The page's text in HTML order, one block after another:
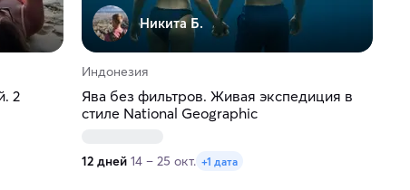
2
Никита Б.
Индонезия
Ява без фильтров. Живая экспедиция в
стиле National Geographic
12 дней 14 – 25 окт. +1 дата